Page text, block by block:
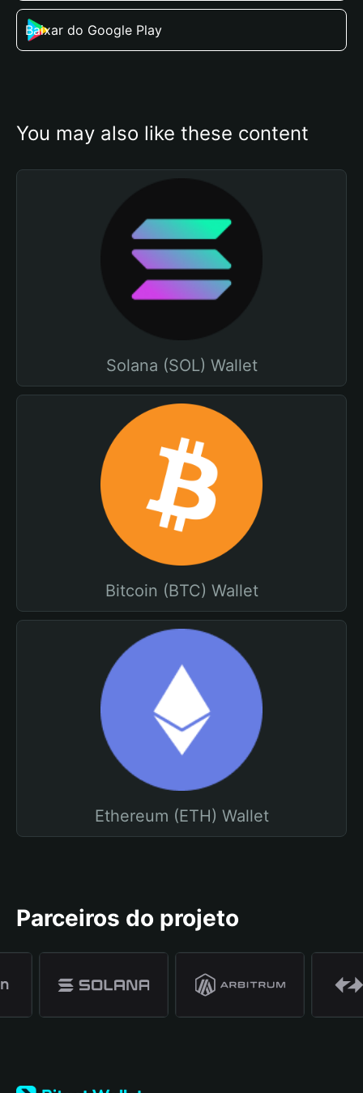
Baixar do Google Play
You may also like these content
Solana (SOL) Wallet
Bitcoin (BTC) Wallet
Ethereum (ETH) Wallet
Parceiros do projeto